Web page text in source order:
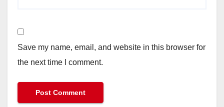
Save my name, email, and website in this browser for
the next time I comment.